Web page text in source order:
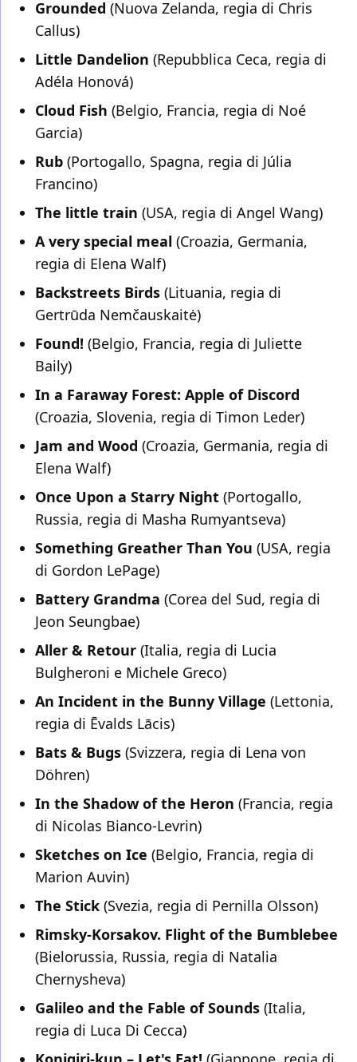
Grounded (Nuova Zelanda, regia di Chris
Callus)
Little Dandelion (Repubblica Ceca, regia di
Adéla Honová)
Cloud Fish (Belgio, Francia, regia di Noé
Garcia)
Rub (Portogallo, Spagna, regia di Júlia
Francino)
The little train (USA, regia di Angel Wang)
A very special meal (Croazia, Germania,
regia di Elena Walf)
Backstreets Birds (Lituania, regia di
Gertrūda Nemčauskaitė)
Found! (Belgio, Francia, regia di Juliette
Baily)
In a Faraway Forest: Apple of Discord
(Croazia, Slovenia, regia di Timon Leder)
Jam and Wood (Croazia, Germania, regia di
Elena Walf)
Once Upon a Starry Night (Portogallo,
Russia, regia di Masha Rumyantseva)
Something Greather Than You (USA, regia
di Gordon LePage)
Battery Grandma (Corea del Sud, regia di
Jeon Seungbae)
Aller & Retour (Italia, regia di Lucia
Bulgheroni e Michele Greco)
An Incident in the Bunny Village (Lettonia,
regia di Ēvalds Lācis)
Bats & Bugs (Svizzera, regia di Lena von
Döhren)
In the Shadow of the Heron (Francia, regia
di Nicolas Bianco-Levrin)
Sketches on Ice (Belgio, Francia, regia di
Marion Auvin)
The Stick (Svezia, regia di Pernilla Olsson)
Rimsky-Korsakov. Flight of the Bumblebee
(Bielorussia, Russia, regia di Natalia
Chernysheva)
Galileo and the Fable of Sounds (Italia,
regia di Luca Di Cecca)